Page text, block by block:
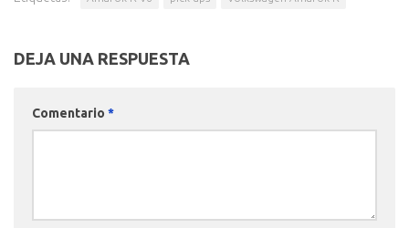
DEJA UNA RESPUESTA
Comentario *